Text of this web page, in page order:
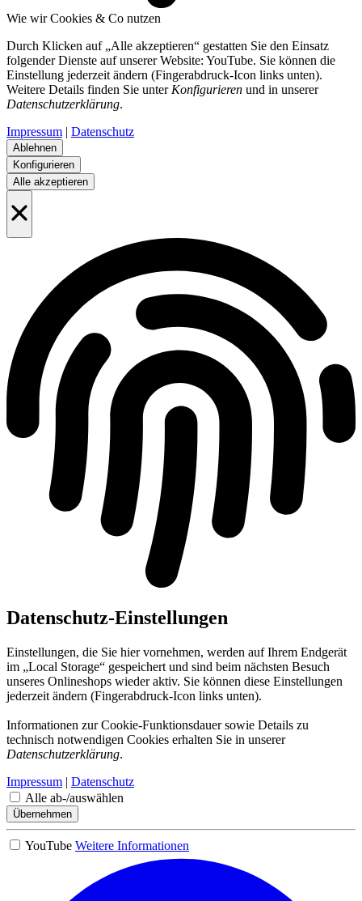
Wie wir Cookies & Co nutzen
Durch Klicken auf „Alle akzeptieren“ gestatten Sie den Einsatz
folgender Dienste auf unserer Website: YouTube. Sie können die
Einstellung jederzeit ändern (Fingerabdruck-Icon links unten).
Weitere Details finden Sie unter Konfigurieren und in unserer
Datenschutzerklärung.
Impressum | Datenschutz
Ablehnen
Konfigurieren
Alle akzeptieren
Datenschutz-Einstellungen
Einstellungen, die Sie hier vornehmen, werden auf Ihrem Endgerät
im „Local Storage“ gespeichert und sind beim nächsten Besuch
unseres Onlineshops wieder aktiv. Sie können diese Einstellungen
jederzeit ändern (Fingerabdruck-Icon links unten).
Informationen zur Cookie-Funktionsdauer sowie Details zu
technisch notwendigen Cookies erhalten Sie in unserer
Datenschutzerklärung.
Impressum | Datenschutz
Alle ab-/auswählen
Übernehmen
YouTube Weitere Informationen